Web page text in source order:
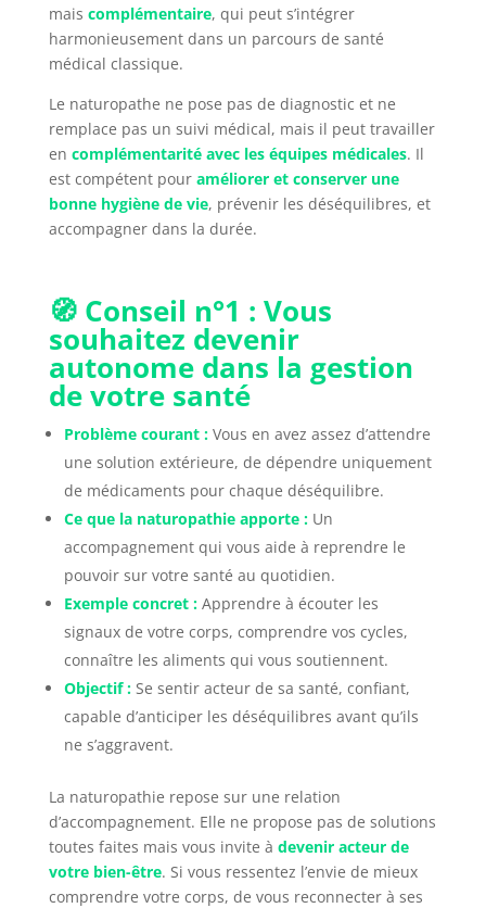
mais complémentaire, qui peut s’intégrer
harmonieusement dans un parcours de santé
médical classique.
Le naturopathe ne pose pas de diagnostic et ne
remplace pas un suivi médical, mais il peut travailler
en complémentarité avec les équipes médicales. Il
est compétent pour améliorer et conserver une
bonne hygiène de vie, prévenir les déséquilibres, et
accompagner dans la durée.
🧭 Conseil n°1 : Vous
souhaitez devenir
autonome dans la gestion
de votre santé
Problème courant :Vous en avez assez d’attendre
une solution extérieure, de dépendre uniquement
de médicaments pour chaque déséquilibre.
Ce que la naturopathie apporte :Un
accompagnement qui vous aide à reprendre le
pouvoir sur votre santé au quotidien.
Exemple concret :Apprendre à écouter les
signaux de votre corps, comprendre vos cycles,
connaître les aliments qui vous soutiennent.
Objectif :Se sentir acteur de sa santé, confiant,
capable d’anticiper les déséquilibres avant qu’ils
ne s’aggravent.
La naturopathie repose sur une relation
d’accompagnement. Elle ne propose pas de solutions
toutes faites mais vous invite à devenir acteur de
votre bien-être. Si vous ressentez l’envie de mieux
comprendre votre corps, de vous reconnecter à ses